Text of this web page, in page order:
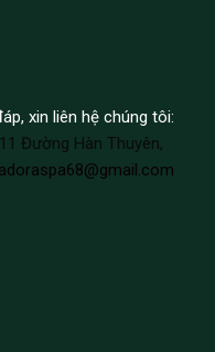
xin liên hệ chúng tôi:
Đường Hàn Thuyên,
adoraspa68@gmail.com